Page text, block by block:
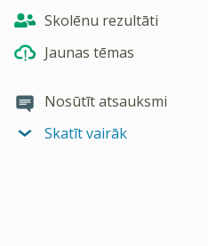
Skolēnu rezultāti
Jaunas tēmas
Nosūtīt atsauksmi
Skatīt vairāk